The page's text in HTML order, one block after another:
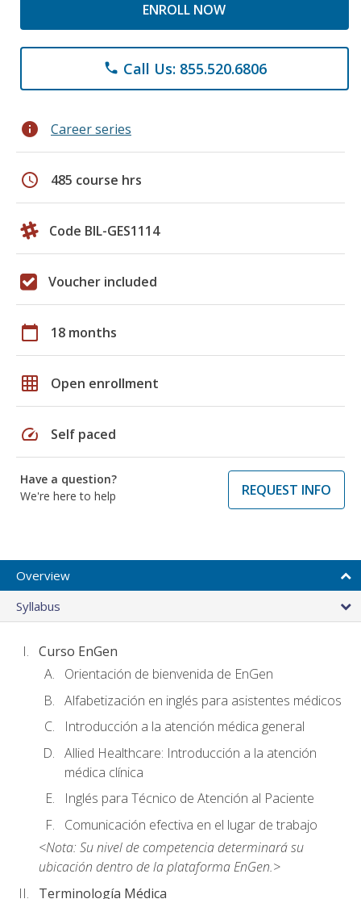
ENROLL NOW
phone Call Us: 855.520.6806
info Career series
schedule 485 course hrs
Code BIL-GES1114
Voucher included
calendar_today 18 months
grid_on Open enrollment
speed Self paced
Have a question?
We're here to help
REQUEST INFO
Overview
Syllabus
Curso EnGen
Orientación de bienvenida de EnGen
Alfabetización en inglés para asistentes médicos
Introducción a la atención médica general
Allied Healthcare: Introducción a la atención
médica clínica
Inglés para Técnico de Atención al Paciente
Comunicación efectiva en el lugar de trabajo
<Nota: Su nivel de competencia determinará su
ubicación dentro de la plataforma EnGen.>
Terminología Médica